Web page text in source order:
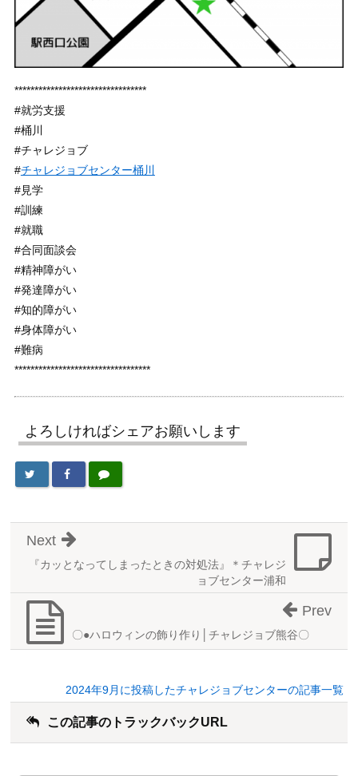
*********************************
#就労支援
#桶川
#チャレジョブ
#チャレジョブセンター桶川
#見学
#訓練
#就職
#合同面談会
#精神障がい
#発達障がい
#知的障がい
#身体障がい
#難病
**********************************
よろしければシェアお願いします
『カッとなってしまったときの対処法』＊チャレジ
ョブセンター浦和
Next
〇●ハロウィンの飾り作り│チャレジョブ熊谷〇
Prev
2024年9月に投稿したチャレジョブセンターの記事一覧
この記事のトラックバックURL